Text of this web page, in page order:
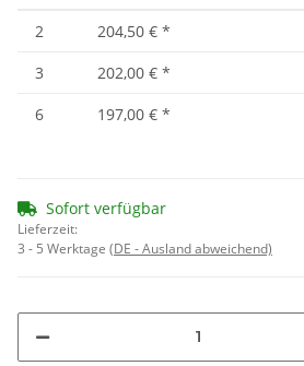
2 204,50 € *
3
202,00 € *
6
197,00 € *
Sofort verfügbar
Lieferzeit:
3 - 5 Werktage (DE - Ausland abweichend)